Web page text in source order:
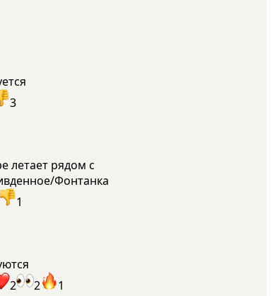
3
летает рядом с
Фонтанка
1
2 2 1